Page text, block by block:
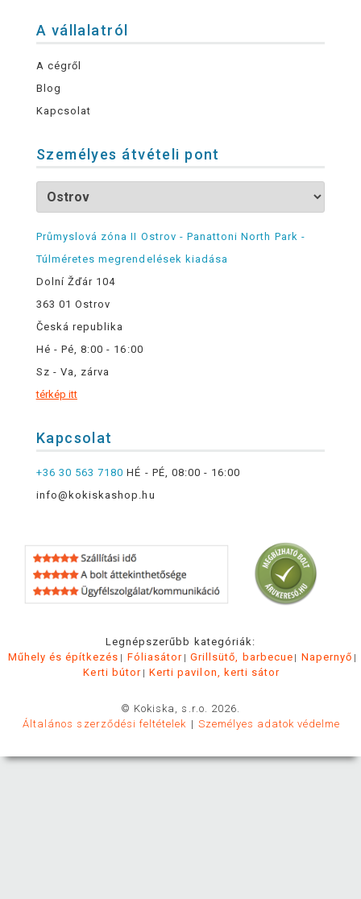
A vállalatról
A cégről
Blog
Kapcsolat
Személyes átvételi pont
Průmyslová zóna II Ostrov - Panattoni North Park -
Túlméretes megrendelések kiadása
Dolní Žďár 104
363 01 Ostrov
Česká republika
Hé - Pé, 8:00 - 16:00
Sz - Va, zárva
térkép itt
Kapcsolat
+36 30 563 7180 HÉ - PÉ, 08:00 - 16:00
info@kokiskashop.hu
Legnépszerűbb kategóriák:
Műhely és építkezés
Fóliasátor Grillsütő, barbecue
Napernyő
Kerti bútor
Kerti pavilon, kerti sátor
© Kokiska, s.r.o. 2026.
Általános szerződési feltételek
Személyes adatok védelme